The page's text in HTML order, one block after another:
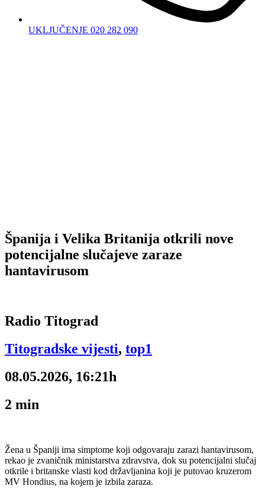
UKLJUČENJE 020 282 090
Španija i Velika Britanija otkrili nove
potencijalne slučajeve zaraze
hantavirusom
Radio Titograd
Titogradske vijesti, top1
08.05.2026, 16:21h
2 min
Žena u Španiji ima simptome koji odgovaraju zarazi hantavirusom,
rekao je zvaničnik ministarstva zdravstva, dok su potencijalni slučaj
otkrile i britanske vlasti kod državljanina koji je putovao kruzerom
MV Hondius, na kojem je izbila zaraza.